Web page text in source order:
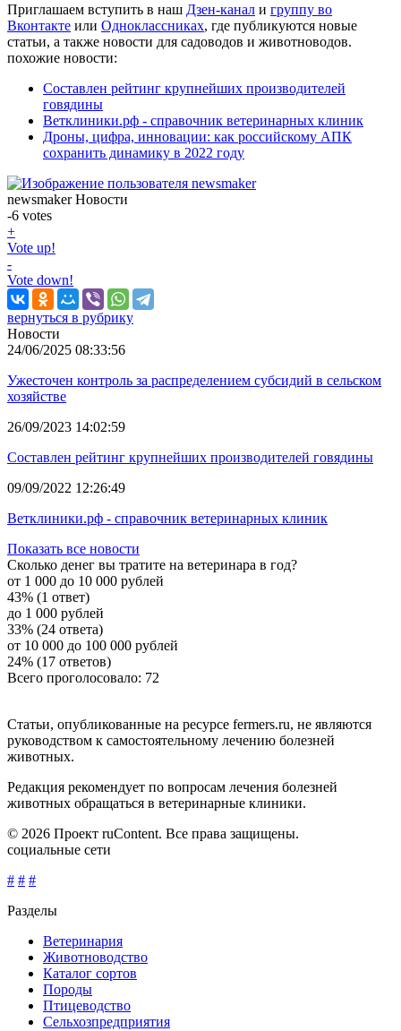
Приглашаем вступить в наш Дзен-канал и группу во
Вконтакте или Одноклассниках, где публикуются новые
статьи, а также новости для садоводов и животноводов.
похожие новости:
Составлен рейтинг крупнейших производителей
говядины
Ветклиники.рф - справочник ветеринарных клиник
Дроны, цифра, инновации: как российскому АПК
сохранить динамику в 2022 году
newsmaker Новости
-6 votes
+
Vote up!
-
Vote down!
вернуться в рубрику
Новости
24/06/2025 08:33:56
Ужесточен контроль за распределением субсидий в сельском
хозяйстве
26/09/2023 14:02:59
Составлен рейтинг крупнейших производителей говядины
09/09/2022 12:26:49
Ветклиники.рф - справочник ветеринарных клиник
Показать все новости
Сколько денег вы тратите на ветеринара в год?
от 1 000 до 10 000 рублей
43% (1 ответ)
до 1 000 рублей
33% (24 ответа)
от 10 000 до 100 000 рублей
24% (17 ответов)
Всего проголосовало: 72
Статьи, опубликованные на ресурсе fermers.ru, не являются
руководством к самостоятельному лечению болезней
животных.
Редакция рекомендует по вопросам лечения болезней
животных обращаться в ветеринарные клиники.
© 2026 Проект ruContent. Все права защищены.
социальные сети
# # #
Разделы
Ветеринария
Животноводство
Каталог сортов
Породы
Птицеводство
Сельхозпредприятия